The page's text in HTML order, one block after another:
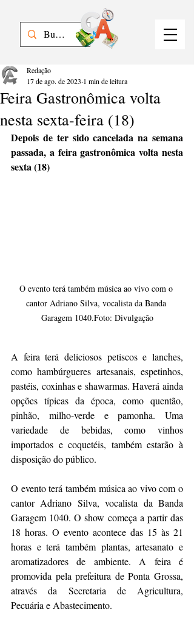
Feira Gastronômica volta
nesta sexta-feira (18)
Redação
17 de ago. de 2023 1 min de leitura
Depois de ter sido cancelada na semana
passada, a feira gastronômica volta nesta
sexta (18)
O evento terá também música ao vivo com o
cantor Adriano Silva, vocalista da Banda
Garagem 1040.Foto: Divulgação
A feira terá deliciosos petiscos e lanches,
como hambúrgueres artesanais, espetinhos,
pastéis, coxinhas e shawarmas. Haverá ainda
opções típicas da época, como quentão,
pinhão, milho-verde e pamonha. Uma
variedade de bebidas, como vinhos
importados e coquetéis, também estarão à
disposição do público.
O evento terá também música ao vivo com o
cantor Adriano Silva, vocalista da Banda
Garagem 1040. O show começa a partir das
18 horas. O evento acontece das 15 às 21
horas e terá também plantas, artesanato e
aromatizadores de ambiente. A feira é
promovida pela prefeitura de Ponta Grossa,
através da Secretaria de Agricultura,
Pecuária e Abastecimento.